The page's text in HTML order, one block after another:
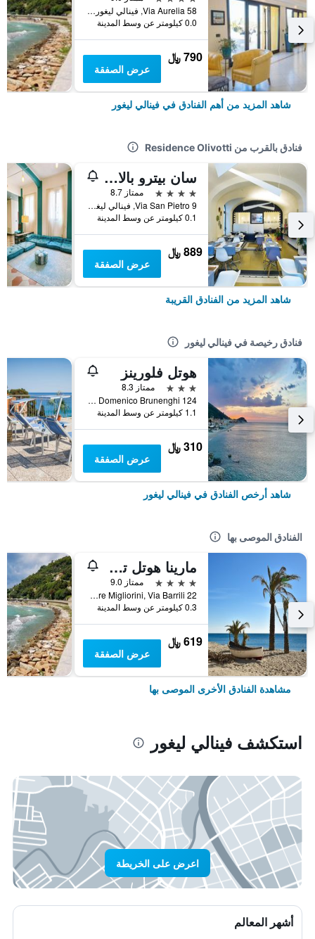
Via Aurelia 58, فينالي ليغور, مقاطعة سافونا, إيطاليا
0.0 كيلومتر عن وسط المدينة
790 ﷼
عرض الصفقة
شاهد المزيد من أهم الفنادق في فينالي ليغور
فنادق بالقرب من Residence Olivotti
سان بيترو بالاس هوتل
4 نجوم
ممتاز 8.7
Via San Pietro 9, فينالي ليغور, مقاطعة سافونا, إيطاليا
0.1 كيلومتر عن وسط المدينة
889 ﷼
عرض الصفقة
شاهد المزيد من الفنادق القريبة
فنادق رخيصة في فينالي ليغور
هوتل فلورينز
3 نجوم
ممتاز 8.3
Via Domenico Brunenghi 124, فينالي ليغور, مقاطعة سافونا, إيطاليا
1.1 كيلومتر عن وسط المدينة
310 ﷼
عرض الصفقة
شاهد أرخص الفنادق في فينالي ليغور
الفنادق الموصى بها
مارينا هوتل تشارمينج رومز
4 نجوم
ممتاز 9.0
Lungomare Migliorini, Via Barrili 22, فينالي ليغور, مقاطعة سافونا, إيطاليا
0.3 كيلومتر عن وسط المدينة
619 ﷼
عرض الصفقة
مشاهدة الفنادق الأخرى الموصى بها
استكشف فينالي ليغور
اعرض على الخريطة
أشهر المعالم